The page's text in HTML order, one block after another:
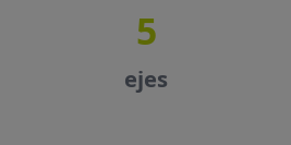
5
ejes